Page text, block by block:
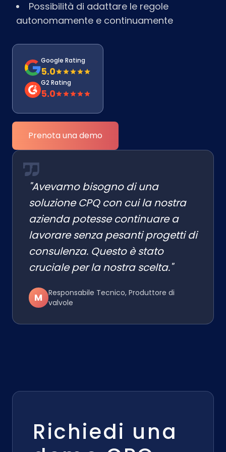
Possibilità di adattare le regole
autonomamente e continuamente
Google Rating
5.0
G2 Rating
5.0
Prenota una demo
"Avevamo bisogno di una
soluzione CPQ con cui la nostra
azienda potesse continuare a
lavorare senza pesanti progetti di
consulenza. Questo è stato
cruciale per la nostra scelta."
M Responsabile Tecnico, Produttore di
valvole
Richiedi una